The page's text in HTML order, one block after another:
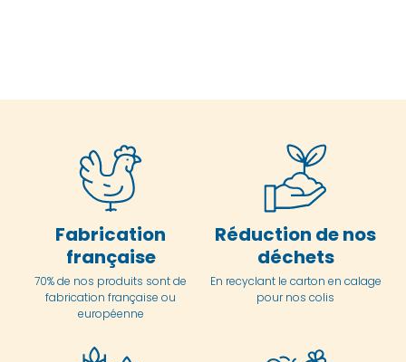
Fabrication
française
70% de nos produits sont de
fabrication française ou
européenne
Réduction de nos
déchets
En recyclant le carton en calage
pour nos colis